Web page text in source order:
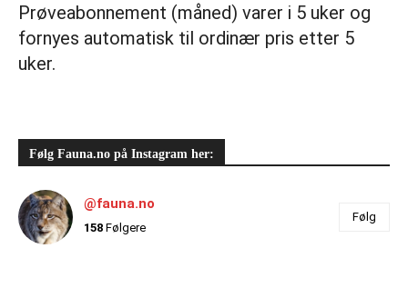
Prøveabonnement (måned) varer i 5 uker og
fornyes automatisk til ordinær pris etter 5
uker.
Følg Fauna.no på Instagram her:
@fauna.no
158 Følgere
Følg